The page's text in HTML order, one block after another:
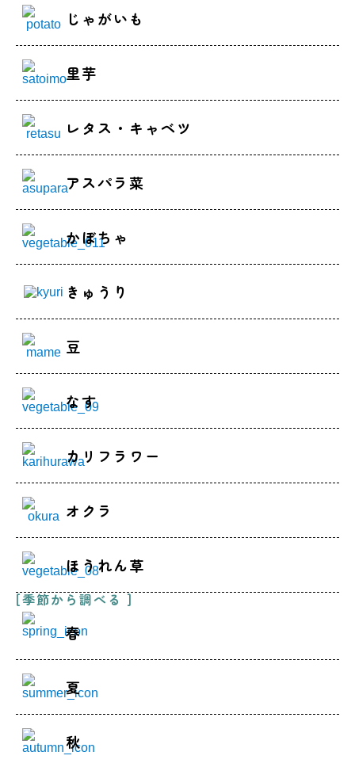
じゃがいも
里芋
レタス・キャベツ
アスパラ菜
かぼちゃ
きゅうり
豆
なす
カリフラワー
オクラ
ほうれん草
[季節から調べる ]
春
夏
秋